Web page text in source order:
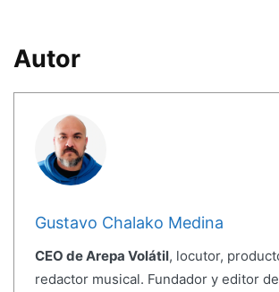
Autor
Gustavo Chalako Medina
CEO de Arepa Volátil, locutor,
redactor musical. Fundador y editor de